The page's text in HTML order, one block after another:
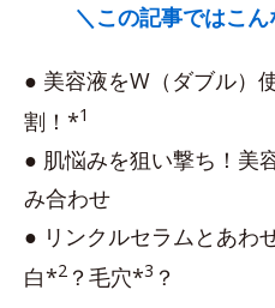
＼この記事ではこ
● 美容液をW（ダブル）
割！*1
● 肌悩みを狙い撃ち！美
み合わせ
● リンクルセラムとあわ
白*2 ？毛穴*3 ？